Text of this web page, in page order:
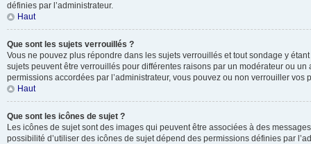
définies par l’administrateur.
Haut
Que sont les sujets verrouillés ?
Vous ne pouvez plus répondre dans les sujets verrouillés et tout sondage y
sujets peuvent être verrouillés pour différentes raisons par un modérateur ou un
permissions accordées par l’administrateur, vous pouvez ou non verrouiller vos
Haut
Que sont les icônes de sujet ?
Les icônes de sujet sont des images qui peuvent être associées à des
possibilité d’utiliser des icônes de sujet dépend des permissions définies par